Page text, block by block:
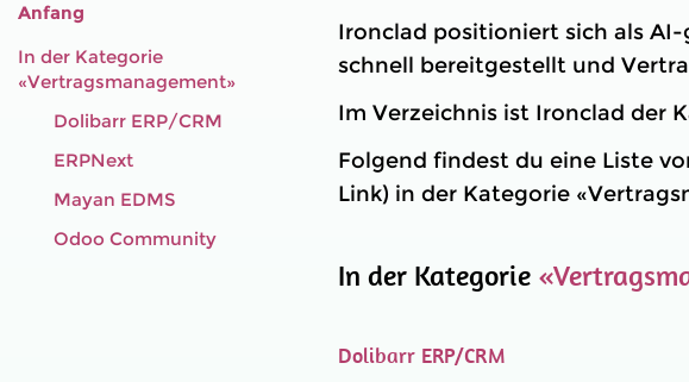
Anfang
In der Kategorie
«Vertragsmanagement»
Dolibarr ERP/CRM
ERPNext
Mayan EDMS
Odoo Community
Ironclad positioniert sich als
schnell bereitgestellt und
Im Verzeichnis ist Ironclad der
Folgend findest du eine Liste
Link) in der Kategorie
In der Kategorie
Dolibarr ERP/CRM